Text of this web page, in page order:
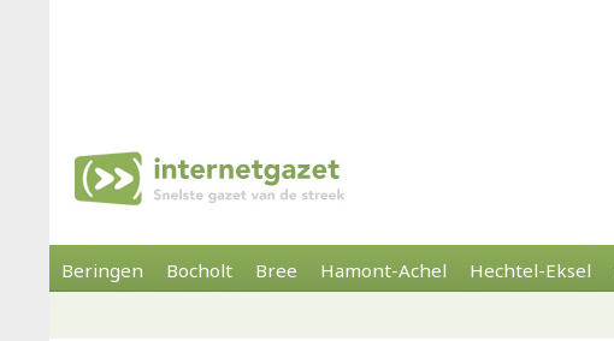
Beringen Bocholt Bree Hamont-Achel Hechtel-Eksel